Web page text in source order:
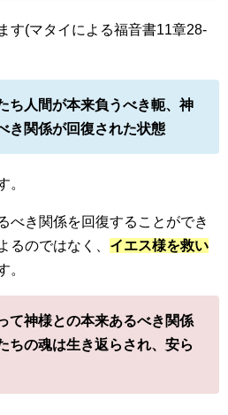
す(マタイによる福音書11章28-
ち人間が本来負うべき軛、神
き関係が回復された状態
。
べき関係を回復することができ
るのではなく、 イエス様を救い
。
て神様との本来あるべき関係
ちの魂は生き返らされ、安ら